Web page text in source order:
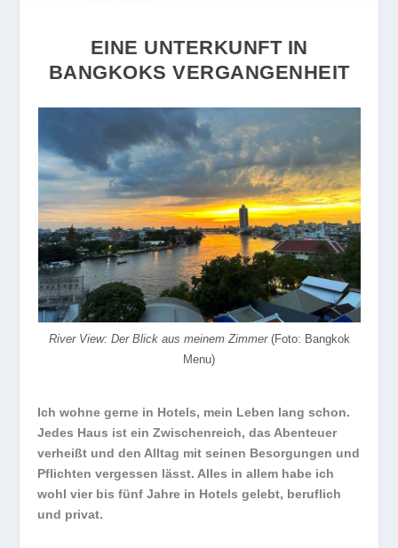
EINE UNTERKUNFT IN
BANGKOKS VERGANGENHEIT
River View: Der Blick aus meinem Zimmer(Foto: Bangkok
Menu)
Ich wohne gerne in Hotels, mein Leben lang schon.
Jedes Haus ist ein Zwischenreich, das Abenteuer
verheißt und den Alltag mit seinen Besorgungen und
Pflichten vergessen lässt. Alles in allem habe ich
wohl vier bis fünf Jahre in Hotels gelebt, beruflich
und privat.